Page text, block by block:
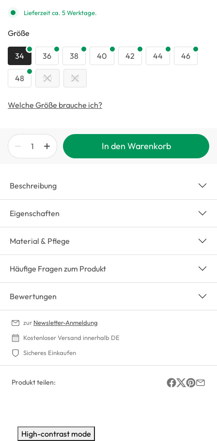
Lieferzeit ca. 5 Werktage.
Größe
34 36 38 40 42 44 46
48 50 52
Welche Größe brauche ich?
In den Warenkorb
Beschreibung
Eigenschaften
Material & Pflege
Häufige Fragen zum Produkt
Bewertungen
zur Newsletter-Anmeldung
Kostenloser Versand innerhalb DE
Sicheres Einkaufen
Produkt teilen:
High-contrast mode